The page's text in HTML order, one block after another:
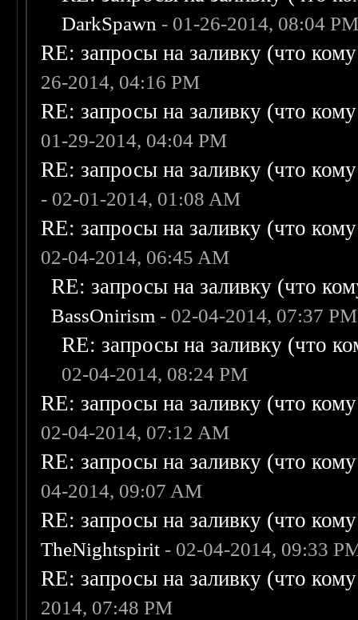
DarkSpawn - 01-26-2014, 08:04
RE: запросы на заливку (что
26-2014, 04:16 PM
RE: запросы на заливку (что
01-29-2014, 04:04 PM
RE: запросы на заливку (что
- 02-01-2014, 01:08 AM
RE: запросы на заливку (что
02-04-2014, 06:45 AM
RE: запросы на заливку (что
BassOnirism - 02-04-2014, 07:37 PM
RE: запросы на заливку (что
02-04-2014, 08:24 PM
RE: запросы на заливку (что
02-04-2014, 07:12 AM
RE: запросы на заливку (что
04-2014, 09:07 AM
RE: запросы на заливку (что
TheNightspirit - 02-04-2014, 09:33
RE: запросы на заливку (что
2014, 07:48 PM